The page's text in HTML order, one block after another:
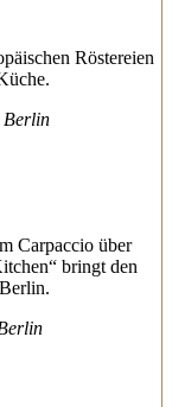
Röstereien
Berlin
Carpaccio über
bringt den